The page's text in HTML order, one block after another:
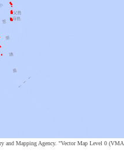
and Mapping Agency. "Vector Map Level 0